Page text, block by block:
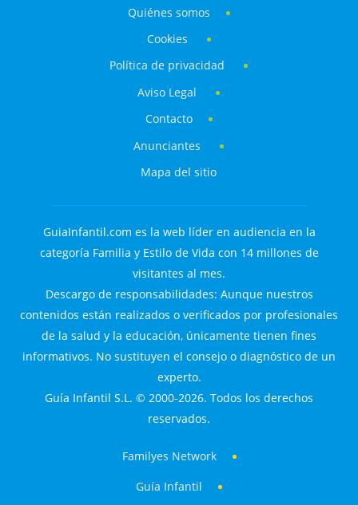
Quiénes somos
Cookies
Política de privacidad
Aviso Legal
Contacto
Anunciantes
Mapa del sitio
GuiaInfantil.com es la web líder en audiencia en la
categoría Familia y Estilo de Vida con 14 millones de
visitantes al mes.
Descargo de responsabilidades: Aunque nuestros
contenidos están realizados o verificados por profesionales
de la salud y la educación, únicamente tienen fines
informativos. No sustituyen el consejo o diagnóstico de un
experto.
Guía Infantil S.L. © 2000-2026. Todos los derechos
reservados.
Familyes Network
Guía Infantil